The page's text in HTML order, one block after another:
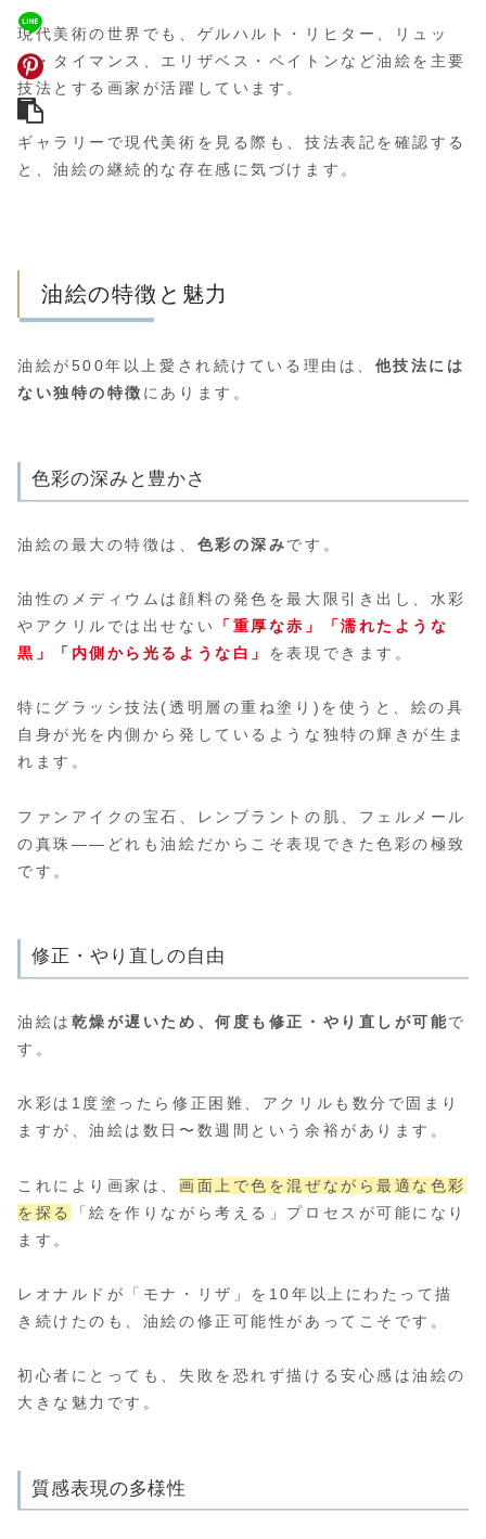
現代美術の世界でも、ゲルハルト・リヒター、リュッ
ク・タイマンス、エリザベス・ペイトンなど油絵を主要
技法とする画家が活躍しています。
ギャラリーで現代美術を見る際も、技法表記を確認する
と、油絵の継続的な存在感に気づけます。
油絵の特徴と魅力
油絵が500年以上愛され続けている理由は、 他技法には
ない独特の特徴 にあります。
色彩の深みと豊かさ
油絵の最大の特徴は、 色彩の深みです。
油性のメディウムは顔料の発色を最大限引き出し、水彩
やアクリルでは出せない
「重厚な赤」「濡れたような
黒」「内側から光るような白」 を表現できます。
特にグラッシ技法(透明層の重ね塗り)を使うと、絵の具
自身が光を内側から発しているような独特の輝きが生ま
れます。
ファンアイクの宝石、レンブラントの肌、フェルメール
の真珠——どれも油絵だからこそ表現できた色彩の極致
です。
修正・やり直しの自由
油絵は 乾燥が遅いため、何度も修正・やり直しが可能で
す。
水彩は1度塗ったら修正困難、アクリルも数分で固まり
ますが、油絵は数日〜数週間という余裕があります。
これにより画家は、画面上で色を混ぜながら最適な色彩
を探る
「絵を作りながら考える」プロセスが可能になり
ます。
レオナルドが「モナ・リザ」を10年以上にわたって描
き続けたのも、油絵の修正可能性があってこそです。
初心者にとっても、失敗を恐れず描ける安心感は油絵の
大きな魅力です。
質感表現の多様性